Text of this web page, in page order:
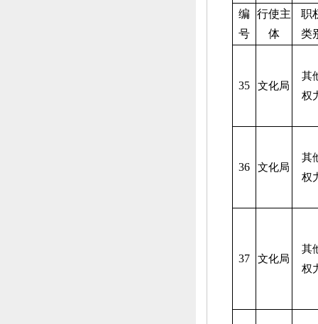
编
号
行使主
体
职
类
35 文化局
其
权
36 文化局
其
权
37 文化局
其
权